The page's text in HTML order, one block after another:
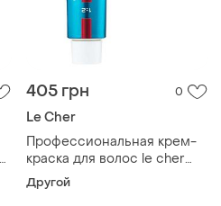
405 грн 0
Le Cher
Профессиональная крем-
краска для волос le cher
geneza geneza 9.3 (9 sd)
очень светло-золотистый
Другой